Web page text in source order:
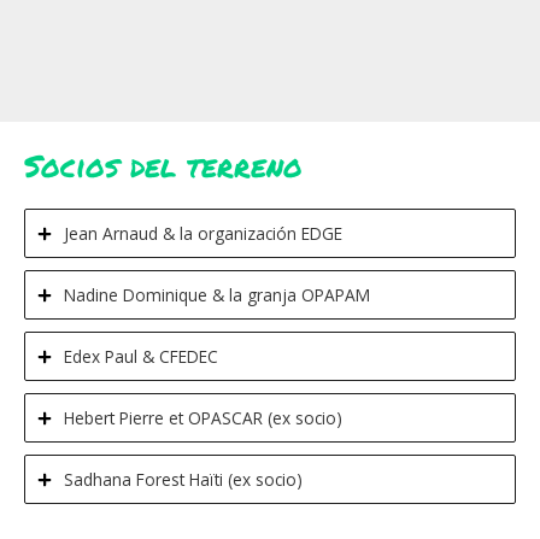
Socios del terreno
Jean Arnaud & la organización EDGE
Nadine Dominique & la granja OPAPAM
Edex Paul & CFEDEC
Hebert Pierre et OPASCAR (ex socio)
Sadhana Forest Haïti (ex socio)